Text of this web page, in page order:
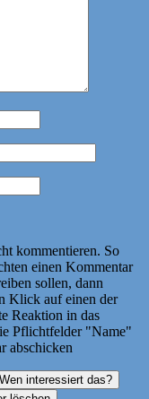
kommentieren. So
einen Kommentar
sollen, dann
Klick auf einen der
Reaktion in das
Pflichtfelder "Name"
abschicken